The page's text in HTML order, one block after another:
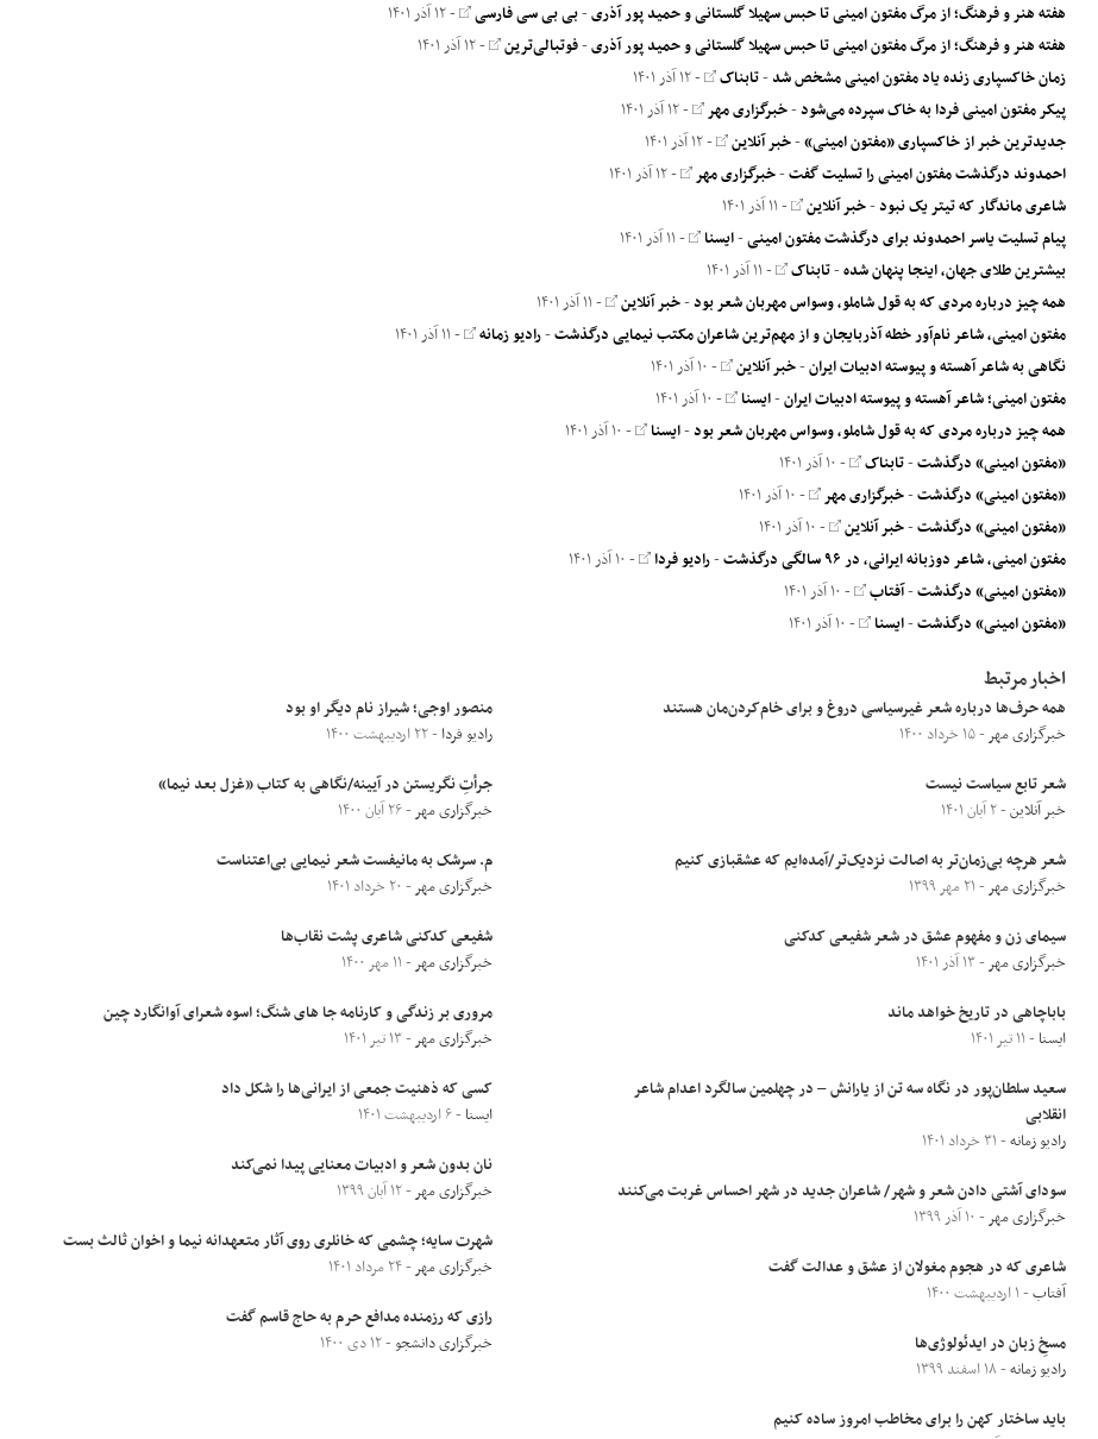
ه فته هنر و فرهنگ؛ از مرگ مفتون امینی تا حبس سهیلا گلستانی و حمید پور آذری-بی بی سی فارسی - ۱۲ آذر ۱۴۰۱
ه فته هنر و فرهنگ؛ از مرگ مفتون امینی تا حبس سهیلا گلستانی و حمید پور آذری-فوتبالی‌ترین - ۱۲ آذر ۱۴۰۱
زمان خاکسپاری زنده یاد مفتون امینی مشخص شد-تابناک - ۱۲ آذر ۱۴۰۱
پیکر مفتون امینی فردا به خاک سپرده می‌شود-خبرگزاری مهر - ۱۲ آذر ۱۴۰۱
جدیدترین خبر از خاکسپاری «مفتون امینی»-خبر آنلاین - ۱۲ آذر ۱۴۰۱
احمدوند درگذشت مفتون امینی را تسلیت گفت-خبرگزاری مهر - ۱۲ آذر ۱۴۰۱
شاعری ماندگار که تیتر یک نبود-خبر آنلاین - ۱۱ آذر ۱۴۰۱
پیام تسلیت یاسر احمدوند برای درگذشت مفتون امینی-ایسنا - ۱۱ آذر ۱۴۰۱
بیشترین طلای جهان، اینجا پنهان شده-تابناک - ۱۱ آذر ۱۴۰۱
همه چیز درباره مردی که به قول شاملو، وسواس مهربان شعر بود-خبر آنلاین - ۱۱ آذر ۱۴۰۱
مفتون امینی، شاعر نام‌آور خطه آذربایجان و از مهم‌ترین شاعران مکتب نیمایی درگذشت-رادیو زمانه - ۱۱ آذر ۱۴۰۱
نگاهی به شاعر آهسته و پیوسته ادبیات ایران-خبر آنلاین - ۱۰ آذر ۱۴۰۱
مفتون امینی؛ شاعر آهسته و پیوسته ادبیات ایران-ایسنا - ۱۰ آذر ۱۴۰۱
همه چیز درباره مردی که به قول شاملو، وسواس مهربان شعر بود-ایسنا - ۱۰ آذر ۱۴۰۱
«مفتون امینی» درگذشت-تابناک - ۱۰ آذر ۱۴۰۱
«مفتون امینی» درگذشت-خبرگزاری مهر - ۱۰ آذر ۱۴۰۱
«مفتون امینی» درگذشت-خبر آنلاین - ۱۰ آذر ۱۴۰۱
مفتون امینی، شاعر دوزبانه ایرانی، در ۹۶ سالگی درگذشت
-رادیو فردا
- ۱۰ آذر ۱۴۰۱
«مفتون امینی» درگذشت-آفتاب - ۱۰ آذر ۱۴۰۱
«مفتون امینی» درگذشت-ایسنا - ۱۰ آذر ۱۴۰۱
اخبار مرتبط
همه حرف‌ها درباره شعر غیرسیاسی دروغ و برای خام‌کردن‌مان هستند
خبرگزاری مهر- ۱۵ خرداد ۱۴۰۰
شعر تابع سیاست نیست
خبر آنلاین- ۲ آبان ۱۴۰۱
شعر هرچه بی‌زمان‌تر به اصالت نزدیک‌تر/آمده‌ایم که عشقبازی کنیم
خبرگزاری مهر- ۲۱ مهر ۱۳۹۹
سیمای زن و مفهوم عشق در شعر شفیعی کدکنی
خبرگزاری مهر- ۱۳ آذر ۱۴۰۱
باباچاهی در تاریخ خواهد ماند
ایسنا - ۱۱ تیر ۱۴۰۱
سعید سلطان‌پور در نگاه سه تن از یارانش – در چهلمین سالگرد اعدام شاعر
انقلابی
رادیو زمانه- ۳۱ خرداد ۱۴۰۱
سودای آشتی دادن شعر و شهر/ شاعران جدید در شهر احساس غربت می‌کنند
خبرگزاری مهر- ۱۰ آذر ۱۳۹۹
شاعری که در هجوم مغولان از عشق و عدالت گفت
آفتاب- ۱ اردیبهشت ۱۴۰۰
مسخِ زبان در ایدئولوژی‌ها
رادیو زمانه- ۱۸ اسفند ۱۳۹۹
باید ساختار کهن را برای مخاطب امروز ساده کنیم
منصور اوجی؛ شیراز نام دیگر او بود
رادیو فردا - ۲۲ اردیبهشت ۱۴۰۰
جرأتِ نگریستن در آیینه/نگاهی به کتاب «غزل بعد نیما»
خبرگزاری مهر- ۲۶ آبان ۱۴۰۰
م. سرشک به مانیفست شعر نیمایی بی‌اعتناست
خبرگزاری مهر- ۲۰ خرداد ۱۴۰۱
شفیعی کدکنی شاعری پشت نقاب‌ها
خبرگزاری مهر- ۱۱ مهر ۱۴۰۰
مروری بر زندگی و کارنامه جا های شنگ؛ اسوه شعرای آوانگارد چین
خبرگزاری مهر- ۱۳ تیر ۱۴۰۱
کسی که ذهنیت جمعی از ایرانی‌ها را شکل داد
ایسنا - ۶ اردیبهشت ۱۴۰۱
نان بدون شعر و ادبیات معنایی پیدا نمی‌کند
خبرگزاری مهر- ۱۲ آبان ۱۳۹۹
شهرت سایه؛ چشمی که خانلری روی آثار متعهدانه نیما و اخوان ثالث بست
خبرگزاری مهر- ۲۴ مرداد ۱۴۰۱
رازی که رزمنده مدافع حرم به حاج قاسم گفت
خبرگزاری دانشجو- ۱۲ دی ۱۴۰۰